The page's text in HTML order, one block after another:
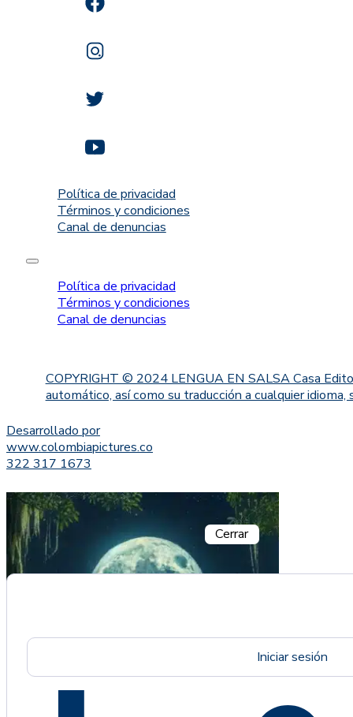
Política de privacidad
Términos y condiciones
Canal de denuncias
Política de privacidad
Términos y condiciones
Canal de denuncias
COPYRIGHT © 2024 LENGUA EN SALSA Casa
automático, así como su traducción a cualquier
Desarrollado por
www.colombiapictures.co
322 317 1673
Cerrar
Iniciar sesión